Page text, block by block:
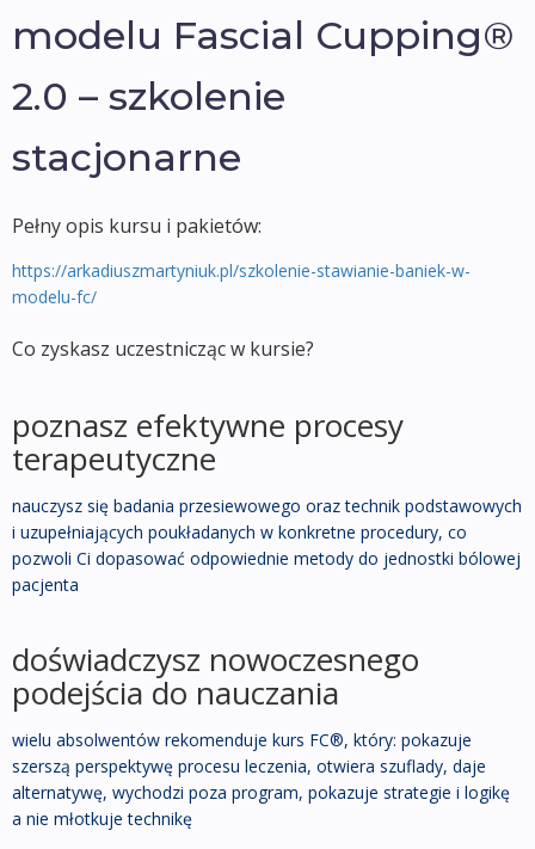
modelu Fascial Cupping®
2.0 – szkolenie
stacjonarne
Pełny opis kursu i pakietów:
https://arkadiuszmartyniuk.pl/szkolenie-stawianie-baniek-w-
modelu-fc/
Co zyskasz uczestnicząc w kursie?
poznasz efektywne procesy
terapeutyczne
nauczysz się badania przesiewowego oraz technik podstawowych
i uzupełniających poukładanych w konkretne procedury, co
pozwoli Ci dopasować odpowiednie metody do jednostki bólowej
pacjenta
doświadczysz nowoczesnego
podejścia do nauczania
wielu absolwentów rekomenduje kurs FC®, który: pokazuje
szerszą perspektywę procesu leczenia, otwiera szuflady, daje
alternatywę, wychodzi poza program, pokazuje strategie i logikę
a nie młotkuje technikę